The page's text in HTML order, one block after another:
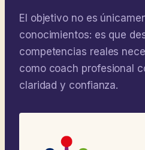
El objetivo no es
conocimientos: es que
competencias reales
como coach profesional
claridad y confianza.